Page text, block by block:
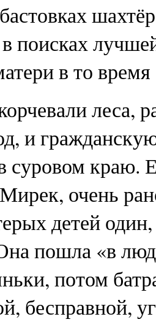
поисках
в то
леса,
и
суровом краю.
очень
детей
пошла «в
потом
бесправной,